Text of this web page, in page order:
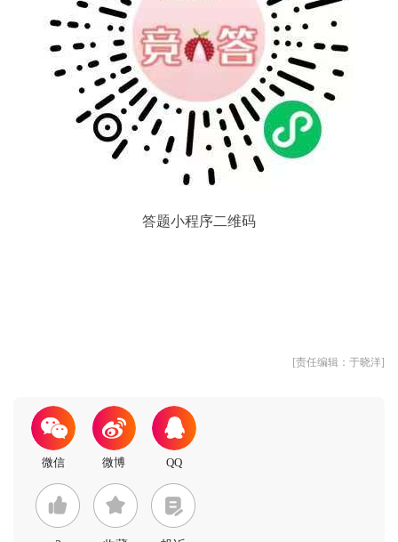
答题小程序二维码
[责任编辑：于晓洋]